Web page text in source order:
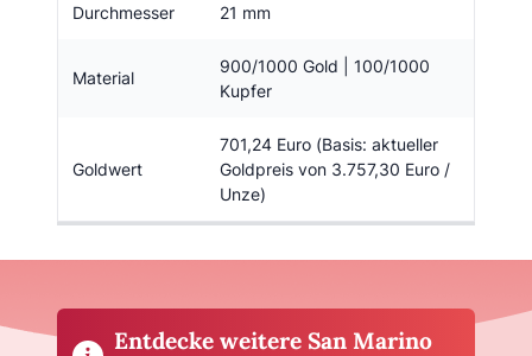
Durchmesser 21 mm
Material
900/1000 Gold | 100/1000
Kupfer
Goldwert
701,24 Euro (Basis: aktueller
Goldpreis von 3.757,30 Euro /
Unze)
Entdecke weitere San Marino